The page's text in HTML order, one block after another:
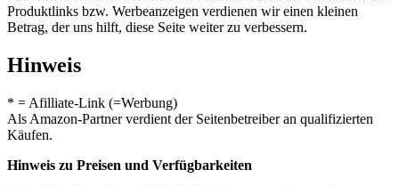
Produktlinks bzw. Werbeanzeigen verdienen wir einen kleinen
Betrag, der uns hilft, diese Seite weiter zu verbessern.
Hinweis
* = Afilliate-Link (=Werbung)
Als Amazon-Partner verdient der Seitenbetreiber an qualifizierten
Käufen.
Hinweis zu Preisen und Verfügbarkeiten